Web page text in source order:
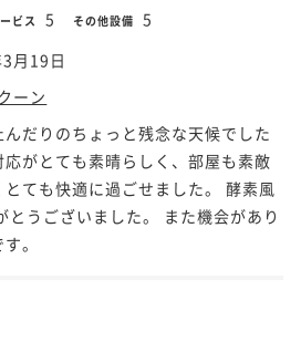
ビス 5 その他設備 5
月19日
ーン
だりのちょっと残念な天候でした
がとても素晴らしく、部屋も素敵
ても快適に過ごせました。 酵素風
とうございました。 また機会があり
。